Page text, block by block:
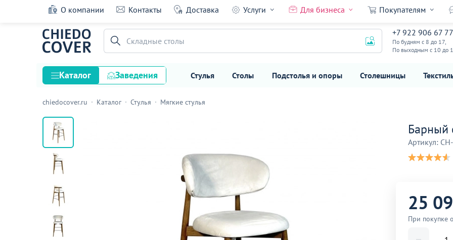
О компании Контакты Доставка Услуги Для бизнеса Покупателям
+7 922 906 67 77
По будням с 8 до 17,
По выходным с 10 до
Складные столы
Каталог Заведения Стулья Столы Подстолья и опоры Столешницы
Стулья
Столы
Подстолья и опоры
Столешницы
Кресла
Диваны
Лофт
Барный стул Bruno, белый велюр
12 оценок
25 090
chiedocover.ru Каталог Стулья Мягкие стулья
Барный
Артикул:
25
При покупке